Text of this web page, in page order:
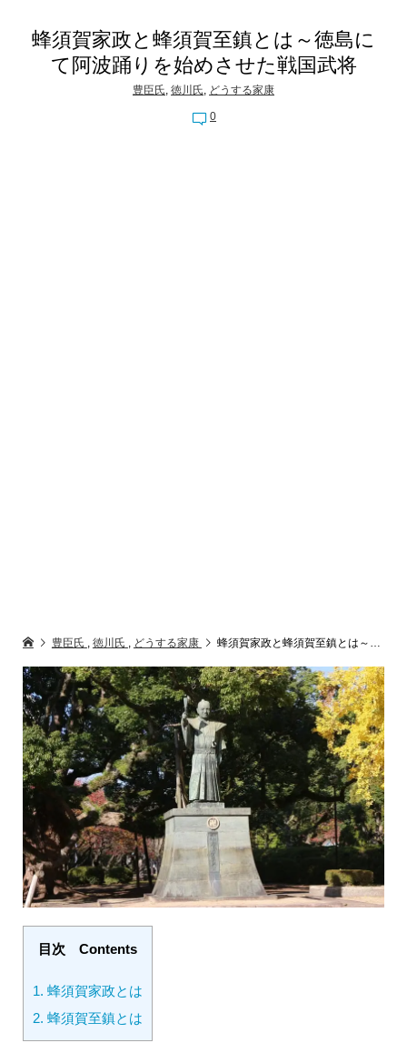
蜂須賀家政と蜂須賀至鎮とは～徳島に
て阿波踊りを始めさせた戦国武将
豊臣氏, 徳川氏, どうする家康
0
豊臣氏 , 徳川氏 , どうする家康 蜂須賀家政と蜂須賀至鎮とは～徳島にて阿波踊りを始めさせた戦国武将
目次 Contents
1. 蜂須賀家政とは
2. 蜂須賀至鎮とは